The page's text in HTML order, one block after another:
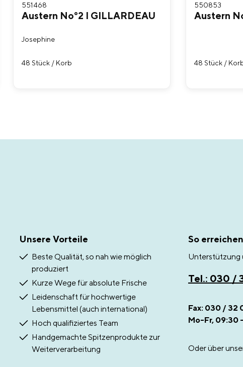
551468
Austern No°2 I GILLARDEAU
Josephine
48 Stück / Korb
550853
Austern
48 Stück /
Unsere Vorteile
Beste Qualität, so nah wie möglich
produziert
Kurze Wege für absolute Frische
Leidenschaft für hochwertige
Lebensmittel (auch international)
Hoch qualifiziertes Team
Handgemachte Spitzenprodukte zur
Weiterverarbeitung
So
Unterstützung
Tel.: 030 /
Fax: 030 / 32
Mo-Fr, 09:30
Oder über